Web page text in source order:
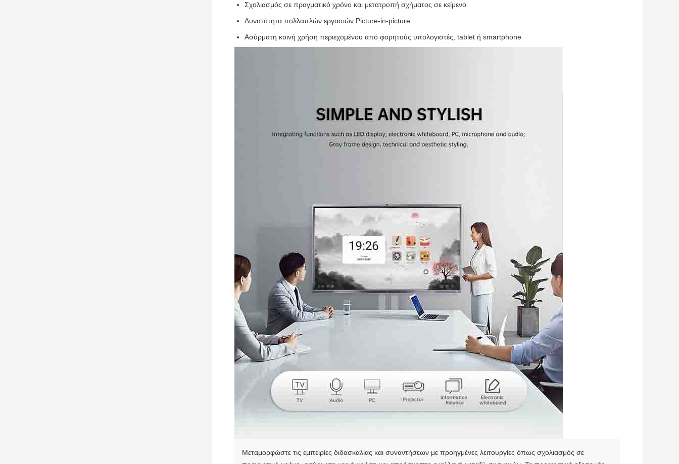
Σχολιασμός σε πραγματικό χρόνο και μετατροπή σχήματος σε κείμενο
Δυνατότητα πολλαπλών εργασιών Picture-in-picture
Ασύρματη κοινή χρήση περιεχομένου από φορητούς υπολογιστές, tablet ή smartphone
Μεταμορφώστε τις εμπειρίες διδασκαλίας και συναντήσεων με προηγμένες λειτουργίες όπως σχολιασμός σε